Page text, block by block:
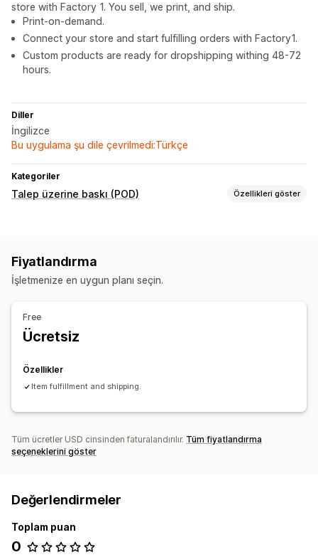
store with Factory 1. You sell, we print, and ship.
Print-on-demand.
Connect your store and start fulfilling orders with Factory1.
Custom products are ready for dropshipping withing 48-72
hours.
Diller
İngilizce
Bu uygulama şu dile çevrilmedi:Türkçe
Kategoriler
Talep üzerine baskı (POD) Özellikleri göster
Model oluşturucu
Kargo seçenekleri
Fiyatlandırma
İşletmenize en uygun planı seçin.
Free
Ücretsiz
Özellikler
Item fulfillment and shipping.
Tüm ücretler USD cinsinden faturalandırılır. Tüm fiyatlandırma
seçeneklerini göster
Değerlendirmeler
Toplam puan
0